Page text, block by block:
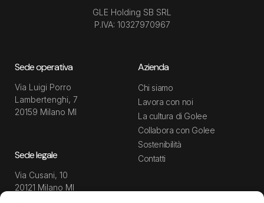
GLE Holding SB SRL
P.IVA: 10327970967
Sede operativa
Via Luigi Porro
Lambertenghi, 7
20159 Milano MI
Sede legale
Via Cusani, 10
20121 Milano MI
Azienda
Chi siamo
Lavora con noi
La cultura di Golee
Collabora con Golee
Sostenibilità
Contatti